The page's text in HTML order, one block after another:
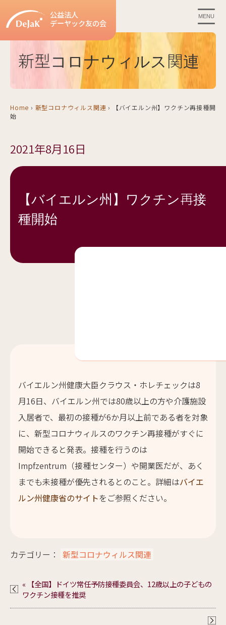
公益法人
デーヤック友の会
MENU
新型コロナウィルス関連
Home › 新型コロナウィルス関連 ›
【バイエルン州】ワクチン再接種開
始
2021年8月16日
【バイエルン州】ワクチン再接
種開始
バイエルン州健康大臣クラウス・ホレチェックは8
月16日、バイエルン州では80歳以上の方や介護施設
入居者で、最初の接種が6か月以上前である者を対象
に、新型コロナウィルスのワクチン再接種がすぐに
開始できると発表。接種を行うのは
Impfzentrum（接種センター）や開業医だが、あく
までも未接種が優先されるとのこと。詳細はバイエ
ルン州健康省のサイトをご参照ください。
カテゴリー： 新型コロナウィルス関連
« 【全国】ドイツ常任予防接種委員会、12歳以上の子どもの
ワクチン接種を推奨